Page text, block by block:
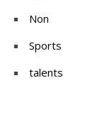
Non
Sports
talents